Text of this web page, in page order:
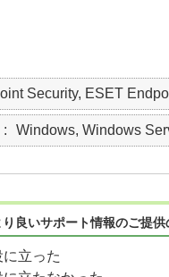
Security, ESET
Windows, Windows
り良いサポート情報のご提
に立った